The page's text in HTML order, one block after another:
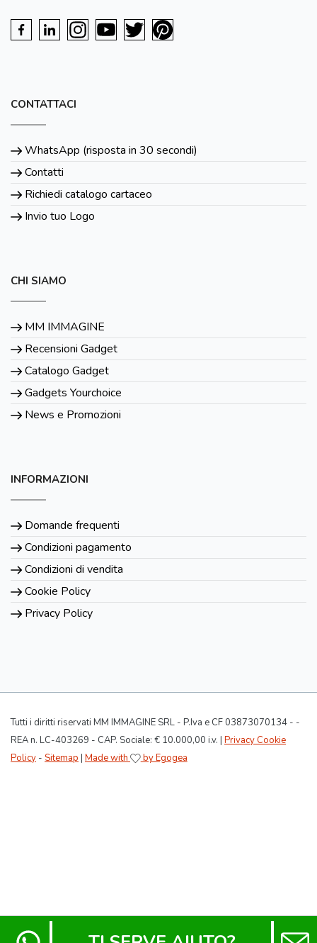
CONTATTACI
WhatsApp (risposta in 30 secondi)
Contatti
Richiedi catalogo cartaceo
Invio tuo Logo
CHI SIAMO
MM IMMAGINE
Recensioni Gadget
Catalogo Gadget
Gadgets Yourchoice
News e Promozioni
INFORMAZIONI
Domande frequenti
Condizioni pagamento
Condizioni di vendita
Cookie Policy
Privacy Policy
Tutti i diritti riservati MM IMMAGINE SRL - P.Iva e CF 03873070134 - -
REA n. LC-403269 - CAP. Sociale: € 10.000,00 i.v. | Privacy Cookie
Policy - Sitemap | Made with by Egogea